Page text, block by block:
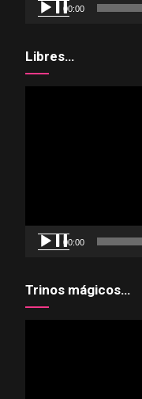
00:00
Libres…
00:00
Trinos mágicos…